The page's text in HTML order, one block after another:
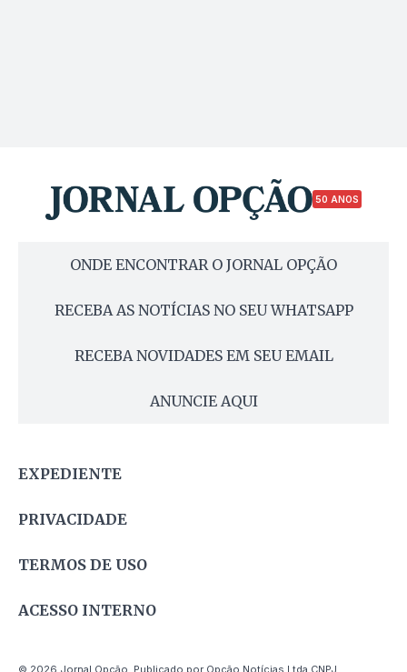
50 ANOS
ONDE ENCONTRAR O JORNAL OPÇÃO
RECEBA AS NOTÍCIAS NO SEU WHATSAPP
RECEBA NOVIDADES EM SEU EMAIL
ANUNCIE AQUI
EXPEDIENTE
PRIVACIDADE
TERMOS DE USO
ACESSO INTERNO
© 2026 Jornal Opção. Publicado por Opção Notícias Ltda CNPJ